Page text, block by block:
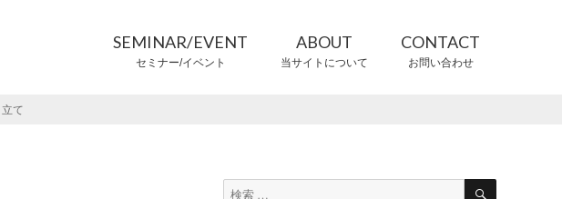
SEMINAR/EVENT
セミナー/イベント
ABOUT
当サイトについて
CONTACT
お問い合わせ
て
検
検